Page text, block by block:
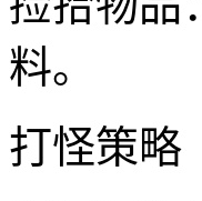
料。
打怪策略